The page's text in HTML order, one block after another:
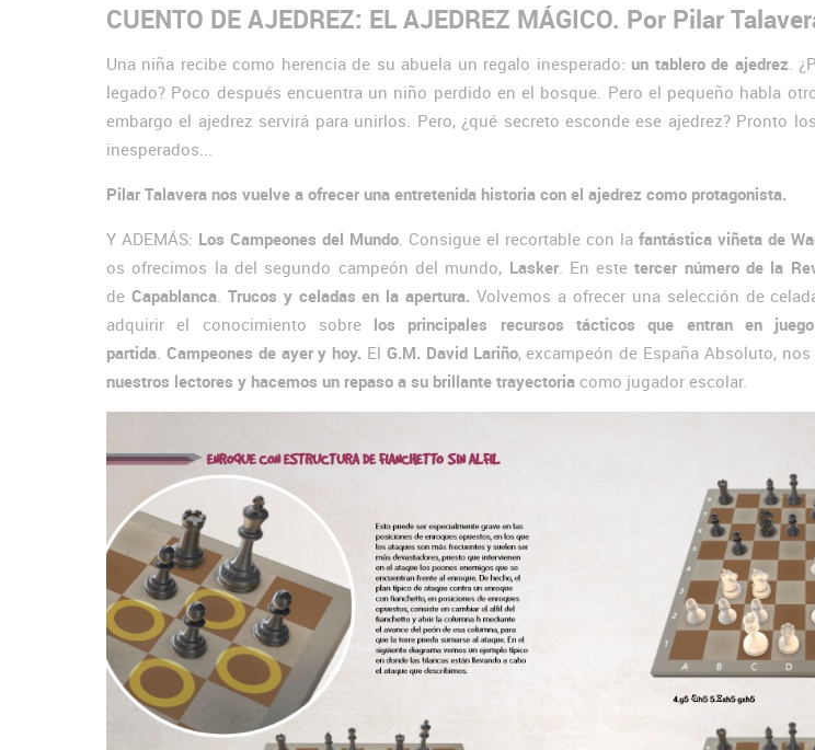
CUENTO DE AJEDREZ: EL AJEDREZ MÁGICO. Por Pilar
Una niña recibe como herencia de su abuela un regalo inesperado: un tablero de ajedrez .
legado? Poco después encuentra un niño perdido en el bosque. Pero el pequeño habla
embargo el ajedrez servirá para unirlos. Pero, ¿qué secreto esconde ese ajedrez? Pronto
inesperados...
Pilar Talavera nos vuelve a ofrecer una entretenida historia con el ajedrez como protagonista.
Y ADEMÁS: Los Campeones del Mundo . Consigue el recortable con la fantástica viñeta de
os ofrecimos la del segundo campeón del mundo, Lasker. En estetercer número de la
de Capablanca. Trucos y celadas en la apertura. Volvemos a ofrecer una selección de
adquirir el conocimiento sobre los principales recursos tácticos que entran en
partida Campeones de ayer y hoy. El G.M. David Lariño, excampeón de España Absoluto,
nuestros lectores y hacemos un repaso a su brillante trayectoria como jugador escolar.